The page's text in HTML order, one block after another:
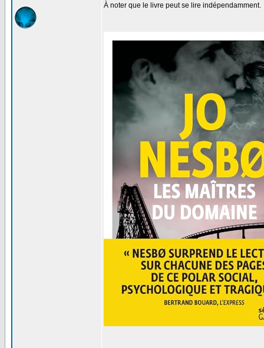
À noter que le livre peut se lire indépendamment.